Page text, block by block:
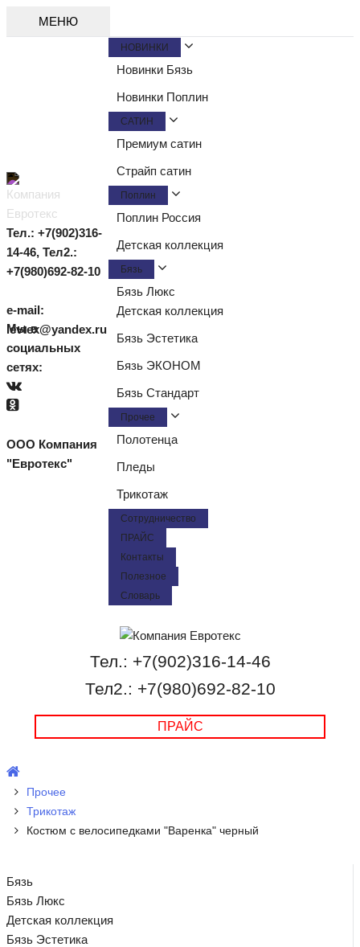
МЕНЮ
Тел.: +7(902)316-
14-46, Тел2.:
+7(980)692-82-10
e-mail:
levtex@yandex.ru
Мы в
социальных
сетях:
ООО Компания
"Евротекс"
НОВИНКИ
Новинки Бязь
Новинки Поплин
САТИН
Премиум сатин
Страйп сатин
Поплин
Поплин Россия
Детская коллекция
Бязь
Бязь Люкс
Детская коллекция
Бязь Эстетика
Бязь ЭКОНОМ
Бязь Стандарт
Прочее
Полотенца
Пледы
Трикотаж
Сотрудничество
ПРАЙС
Контакты
Полезное
Словарь
Тел.: +7(902)316-14-46
Тел2.: +7(980)692-82-10
ПРАЙС
Прочее
Трикотаж
Костюм с велосипедками "Варенка" черный
Бязь
Бязь Люкс
Детская коллекция
Бязь Эстетика